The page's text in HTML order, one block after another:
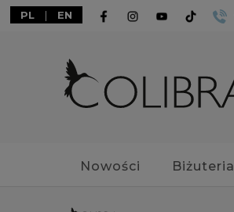
PL | EN
Nowości Biżuteria